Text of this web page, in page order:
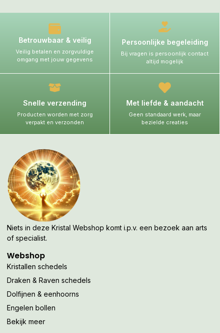
Betrouwbaar & veilig
Veilig betalen en zorgvuldige
omgang met jouw gegevens
Persoonlijke begeleiding
Bij vragen is persoonlijk contact
altijd mogelijk
Snelle verzending
Producten worden met zorg
verpakt en verzonden
Met liefde & aandacht
Geen standaard werk, maar
bezielde creaties
Niets in deze Kristal Webshop komt i.p.v. een bezoek aan arts
of specialist.
Webshop
Kristallen schedels
Draken & Raven schedels
Dolfijnen & eenhoorns
Engelen bollen
Bekijk meer